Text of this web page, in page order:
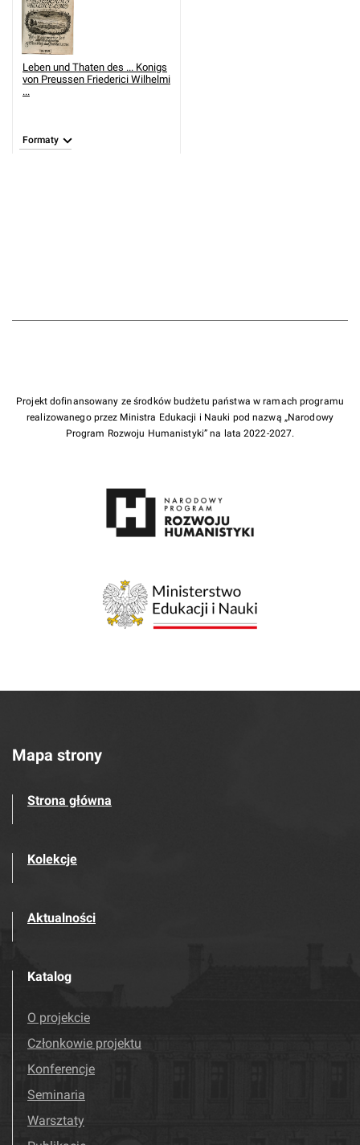
Leben und Thaten des ... Konigs
von Preussen Friederici Wilhelmi
...
Formaty
Projekt dofinansowany ze środków budżetu państwa w ramach programu
realizowanego przez Ministra Edukacji i Nauki pod nazwą „Narodowy
Program Rozwoju Humanistyki” na lata 2022-2027.
Mapa strony
Strona główna
Kolekcje
Aktualności
Katalog
O projekcie
Członkowie projektu
Konferencje
Seminaria
Warsztaty